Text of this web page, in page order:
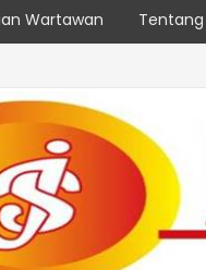
Wartawan Tentang